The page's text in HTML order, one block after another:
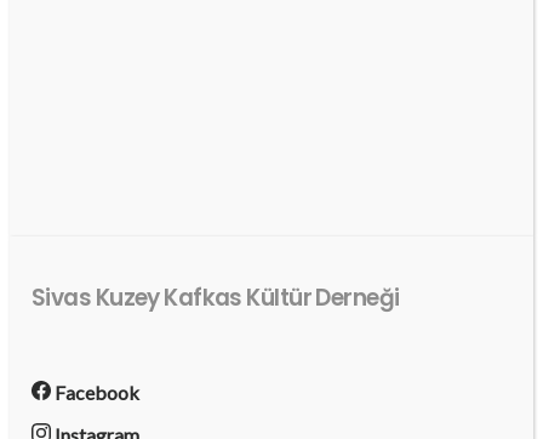
Sivas Kuzey Kafkas Kültür Derneği
Facebook